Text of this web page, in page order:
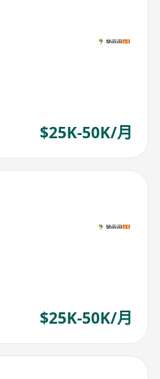
$25K-50K/月
$25K-50K/月